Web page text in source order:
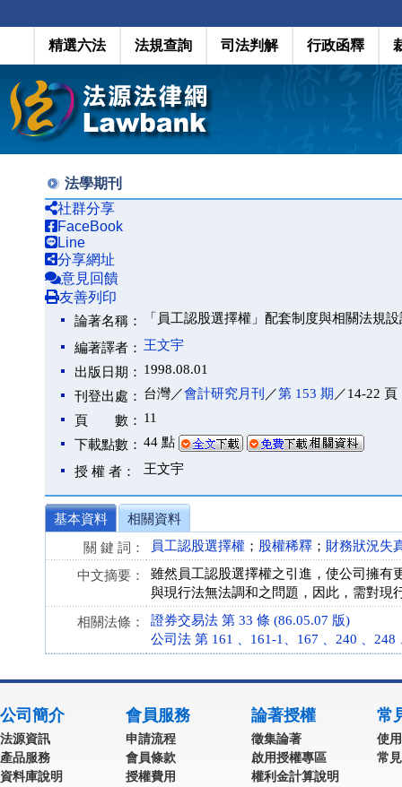
精選六法 法規查詢 司法判解 行政函釋
法學期刊
社群分享
FaceBook
Line
分享網址
意見回饋
友善列印
論著名稱： 「員工認股選擇權」配套制度與相關法規
編著譯者： 王文宇
出版日期： 1998.08.01
刊登出處： 台灣／會計研究月刊 ／第 153 期 ／14-22 頁
頁 數： 11
下載點數： 44 點
授 權 者： 王文宇
基本資料
相關資料
關 鍵 詞：
員工認股選擇權 ； 股權稀釋 ； 財務狀況失
中文摘要：
雖然員工認股選擇權之引進，使公司擁有
與現行法無法調和之問題，因此，需對現
相關法條：
證券交易法 第 33 條 (86.05.07 版)
公司法 第 161 、161-1、167 、240 、
公司簡介
法源資訊
產品服務
資料庫說明
會員服務
申請流程
會員條款
授權費用
論著授權
徵集論著
啟用授權專區
權利金計算說明
常
使
常